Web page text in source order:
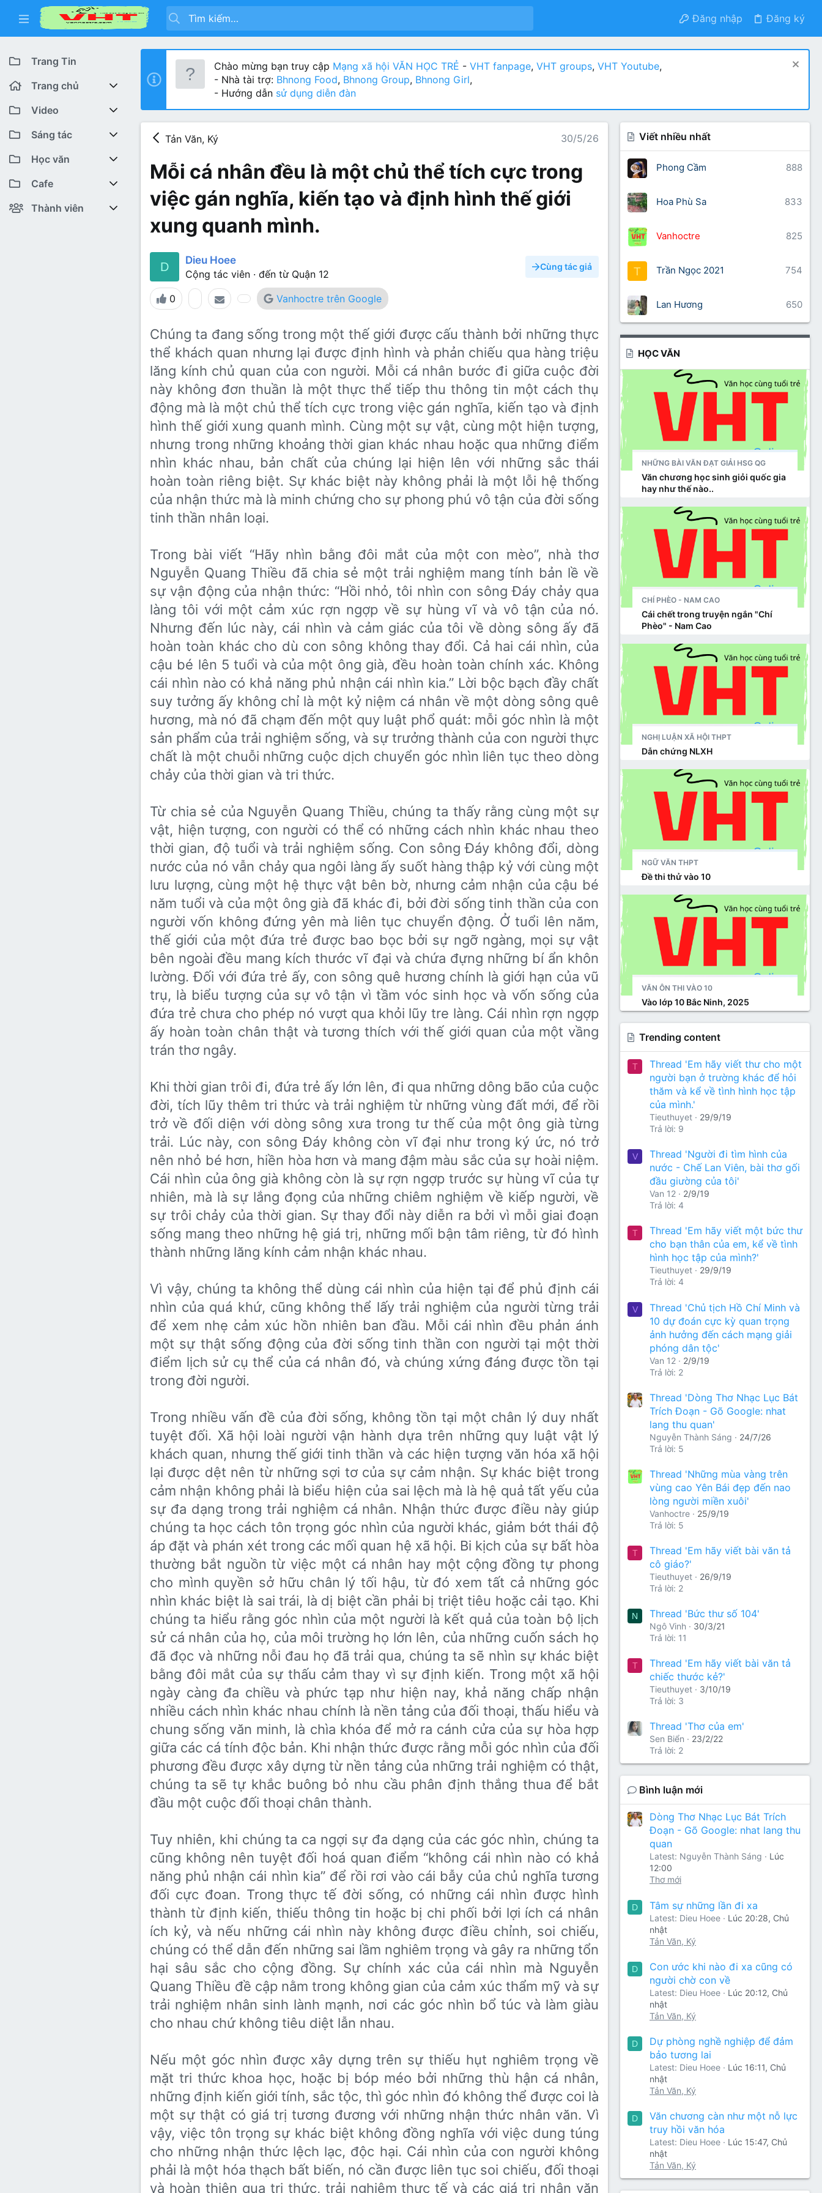
Đăng nhập Đăng ký
Trang Tin
Trang chủ
Diễn đàn
Bài viết mới
Có gì mới
Featured content
Bài viết mới
Video
Youtube VHT News
Youtube VHT
Tiktok
Sáng tác
Cuộc thi viết
Trại sáng tác
Liên hệ BTC
Học văn
Lớp 12
Lớp 11
Cafe
Cafe Văn chương
Thành viên
Chào mừng bạn truy cập Mạng xã hội VĂN HỌC TRẺ - VHT fanpage, VHT groups, VHT Youtube,
- Nhà tài trợ: Bhnong Food, Bhnong Group, Bhnong Girl,
- Hướng dẫn sử dụng diễn đàn
Tản Văn, Ký 30/5/26
Mỗi cá nhân đều là một chủ thể tích cực trong
việc gán nghĩa, kiến tạo và định hình thế giới
xung quanh mình.
D
Dieu Hoee
Cộng tác viên · đến từ Quận 12
Cùng tác giả
0 Vanhoctre trên Google
Chúng ta đang sống trong một thế giới được cấu thành bởi những thực
thể khách quan nhưng lại được định hình và phản chiếu qua hàng triệu
lăng kính chủ quan của con người. Mỗi cá nhân bước đi giữa cuộc đời
này không đơn thuần là một thực thể tiếp thu thông tin một cách thụ
động mà là một chủ thể tích cực trong việc gán nghĩa, kiến tạo và định
hình thế giới xung quanh mình. Cùng một sự vật, cùng một hiện tượng,
nhưng trong những khoảng thời gian khác nhau hoặc qua những điểm
nhìn khác nhau, bản chất của chúng lại hiện lên với những sắc thái
hoàn toàn riêng biệt. Sự khác biệt này không phải là một lỗi hệ thống
của nhận thức mà là minh chứng cho sự phong phú vô tận của đời sống
tinh thần nhân loại.
Trong bài viết “Hãy nhìn bằng đôi mắt của một con mèo”, nhà thơ
Nguyễn Quang Thiều đã chia sẻ một trải nghiệm mang tính bản lề về
sự vận động của nhận thức: “Hồi nhỏ, tôi nhìn con sông Đáy chảy qua
làng tôi với một cảm xúc rợn ngợp về sự hùng vĩ và vô tận của nó.
Nhưng đến lúc này, cái nhìn và cảm giác của tôi về dòng sông ấy đã
hoàn toàn khác cho dù con sông không thay đổi. Cả hai cái nhìn, của
cậu bé lên 5 tuổi và của một ông già, đều hoàn toàn chính xác. Không
cái nhìn nào có khả năng phủ nhận cái nhìn kia.” Lời bộc bạch đầy chất
suy tưởng ấy không chỉ là một kỷ niệm cá nhân về một dòng sông quê
hương, mà nó đã chạm đến một quy luật phổ quát: mỗi góc nhìn là một
sản phẩm của trải nghiệm sống, và sự trưởng thành của con người thực
chất là một chuỗi những cuộc dịch chuyển góc nhìn liên tục theo dòng
chảy của thời gian và tri thức.
Từ chia sẻ của Nguyễn Quang Thiều, chúng ta thấy rằng cùng một sự
vật, hiện tượng, con người có thể có những cách nhìn khác nhau theo
thời gian, độ tuổi và trải nghiệm sống. Con sông Đáy không đổi, dòng
nước của nó vẫn chảy qua ngôi làng ấy suốt hàng thập kỷ với cùng một
lưu lượng, cùng một hệ thực vật bên bờ, nhưng cảm nhận của cậu bé
năm tuổi và của một ông già đã khác đi, bởi đời sống tinh thần của con
người vốn không đứng yên mà liên tục chuyển động. Ở tuổi lên năm,
thế giới của một đứa trẻ được bao bọc bởi sự ngỡ ngàng, mọi sự vật
bên ngoài đều mang kích thước vĩ đại và chứa đựng những bí ẩn khôn
lường. Đối với đứa trẻ ấy, con sông quê hương chính là giới hạn của vũ
trụ, là biểu tượng của sự vô tận vì tầm vóc sinh học và vốn sống của
đứa trẻ chưa cho phép nó vượt qua khỏi lũy tre làng. Cái nhìn rợn ngợp
ấy hoàn toàn chân thật và tương thích với thế giới quan của một vầng
trán thơ ngây.
Khi thời gian trôi đi, đứa trẻ ấy lớn lên, đi qua những dông bão của cuộc
đời, tích lũy thêm tri thức và trải nghiệm từ những vùng đất mới, để rồi
trở về đối diện với dòng sông xưa trong tư thế của một ông già từng
trải. Lúc này, con sông Đáy không còn vĩ đại như trong ký ức, nó trở
nên nhỏ bé hơn, hiền hòa hơn và mang đậm màu sắc của sự hoài niệm.
Cái nhìn của ông già không còn là sự rợn ngợp trước sự hùng vĩ của tự
nhiên, mà là sự lắng đọng của những chiêm nghiệm về kiếp người, về
sự trôi chảy của thời gian. Sự thay đổi này diễn ra bởi vì mỗi giai đoạn
sống mang theo những hệ giá trị, những mối bận tâm riêng, từ đó hình
thành những lăng kính cảm nhận khác nhau.
Vì vậy, chúng ta không thể dùng cái nhìn của hiện tại để phủ định cái
nhìn của quá khứ, cũng không thể lấy trải nghiệm của người từng trải
để xem nhẹ cảm xúc hồn nhiên ban đầu. Mỗi cái nhìn đều phản ánh
một sự thật sống động của đời sống tinh thần con người tại một thời
điểm lịch sử cụ thể của cá nhân đó, và chúng xứng đáng được tồn tại
trong đời người.
Trong nhiều vấn đề của đời sống, không tồn tại một chân lý duy nhất
tuyệt đối. Xã hội loài người vận hành dựa trên những quy luật vật lý
khách quan, nhưng thế giới tinh thần và các hiện tượng văn hóa xã hội
lại được dệt nên từ những sợi tơ của sự cảm nhận. Sự khác biệt trong
cảm nhận không phải là biểu hiện của sai lệch mà là hệ quả tất yếu của
sự đa dạng trong trải nghiệm cá nhân. Nhận thức được điều này giúp
chúng ta học cách tôn trọng góc nhìn của người khác, giảm bớt thái độ
áp đặt và phán xét trong các mối quan hệ xã hội. Bi kịch của sự bất hòa
thường bắt nguồn từ việc một cá nhân hay một cộng đồng tự phong
cho mình quyền sở hữu chân lý tối hậu, từ đó xem tất cả những góc
nhìn khác biệt là sai trái, là dị biệt cần phải bị triệt tiêu hoặc cải tạo. Khi
chúng ta hiểu rằng góc nhìn của một người là kết quả của toàn bộ lịch
sử cá nhân của họ, của môi trường họ lớn lên, của những cuốn sách họ
đã đọc và những nỗi đau họ đã trải qua, chúng ta sẽ nhìn sự khác biệt
bằng đôi mắt của sự thấu cảm thay vì sự định kiến. Trong một xã hội
ngày càng đa chiều và phức tạp như hiện nay, khả năng chấp nhận
nhiều cách nhìn khác nhau chính là nền tảng của đối thoại, thấu hiểu và
chung sống văn minh, là chìa khóa để mở ra cánh cửa của sự hòa hợp
giữa các cá tính độc bản. Khi nhận thức được rằng mỗi góc nhìn của đối
phương đều được xây dựng từ nền tảng của những trải nghiệm có thật,
chúng ta sẽ tự khắc buông bỏ nhu cầu phân định thắng thua để bắt
đầu một cuộc đối thoại chân thành.
Tuy nhiên, khi chúng ta ca ngợi sự đa dạng của các góc nhìn, chúng ta
cũng không nên tuyệt đối hoá quan điểm “không cái nhìn nào có khả
năng phủ nhận cái nhìn kia” để rồi rơi vào cái bẫy của chủ nghĩa tương
đối cực đoan. Trong thực tế đời sống, có những cái nhìn được hình
thành từ định kiến, thiếu thông tin hoặc bị chi phối bởi lợi ích cá nhân
ích kỷ, và nếu những cái nhìn này không được điều chỉnh, soi chiếu,
chúng có thể dẫn đến những sai lầm nghiêm trọng và gây ra những tổn
hại sâu sắc cho cộng đồng. Sự chính xác của cái nhìn mà Nguyễn
Quang Thiều đề cập nằm trong không gian của cảm xúc thẩm mỹ và sự
trải nghiệm nhân sinh lành mạnh, nơi các góc nhìn bổ túc và làm giàu
cho nhau chứ không tiêu diệt lẫn nhau.
Nếu một góc nhìn được xây dựng trên sự thiếu hụt nghiêm trọng về
mặt tri thức khoa học, hoặc bị bóp méo bởi những thù hận cá nhân,
những định kiến giới tính, sắc tộc, thì góc nhìn đó không thể được coi là
một sự thật có giá trị tương đương với những nhận thức nhân văn. Vì
vậy, việc tôn trọng sự khác biệt không đồng nghĩa với việc dung túng
cho những nhận thức lệch lạc, độc hại. Cái nhìn của con người không
phải là một hóa thạch bất biến, nó cần được liên tục soi chiếu, đối thoại
và hoàn thiện qua tri thức, trải nghiệm thực tế và các giá trị nhân văn
Viết nhiều nhất
888
Phong Cầm
833
Hoa Phù Sa
825
Vanhoctre
T 754
Trần Ngọc 2021
650
Lan Hương
HỌC VĂN
NHỮNG BÀI VĂN ĐẠT GIẢI HSG QG
Văn chương học sinh giỏi quốc gia
hay như thế nào..
CHÍ PHÈO - NAM CAO
Cái chết trong truyện ngắn "Chí
Phèo" - Nam Cao
NGHỊ LUẬN XÃ HỘI THPT
Dẫn chứng NLXH
NGỮ VĂN THPT
Đề thi thử vào 10
VĂN ÔN THI VÀO 10
Vào lớp 10 Bắc Ninh, 2025
Trending content
T
Thread 'Em hãy viết thư cho một
người bạn ở trường khác để hỏi
thăm và kể về tình hình học tập
của mình.'
Tieuthuyet
29/9/19
Trả lời: 9
V
Thread 'Người đi tìm hình của
nước - Chế Lan Viên, bài thơ gối
đầu giường của tôi'
Van 12
2/9/19
Trả lời: 4
T
Thread 'Em hãy viết một bức thư
cho bạn thân của em, kể về tình
hình học tập của mình?'
Tieuthuyet
29/9/19
Trả lời: 4
V
Thread 'Chủ tịch Hồ Chí Minh và
10 dự đoán cực kỳ quan trọng
ảnh hưởng đến cách mạng giải
phóng dân tộc'
Van 12
2/9/19
Trả lời: 2
Thread 'Dòng Thơ Nhạc Lục Bát
Trích Đoạn - Gõ Google: nhat
lang thu quan'
Nguyễn Thành Sáng
24/7/26
Trả lời: 5
Thread 'Những mùa vàng trên
vùng cao Yên Bái đẹp đến nao
lòng người miền xuôi'
Vanhoctre
25/9/19
Trả lời: 5
T
Thread 'Em hãy viết bài văn tả
cô giáo?'
Tieuthuyet
26/9/19
Trả lời: 2
N Thread 'Bức thư số 104'
Ngô Vinh
30/3/21
Trả lời: 11
T
Thread 'Em hãy viết bài văn tả
chiếc thước kẻ?'
Tieuthuyet
3/10/19
Trả lời: 3
Thread 'Thơ của em'
Sen Biển
23/2/22
Trả lời: 2
Bình luận mới
Dòng Thơ Nhạc Lục Bát Trích
Đoạn - Gõ Google: nhat lang thu
quan
Latest: Nguyễn Thành Sáng
Lúc
12:00
Thơ mới
D Tâm sự những lần đi xa
Latest: Dieu Hoee
Lúc 20:28, Chủ
nhật
Tản Văn, Ký
D
Con ước khi nào đi xa cũng có
người chờ con về
Latest: Dieu Hoee
Lúc 20:12, Chủ
nhật
Tản Văn, Ký
D
Dự phòng nghề nghiệp để đảm
bảo tương lai
Latest: Dieu Hoee
Lúc 16:11, Chủ
nhật
Tản Văn, Ký
D
Văn chương càn như một nỗ lực
truy hồi văn hóa
Latest: Dieu Hoee
Lúc 15:47, Chủ
nhật
Tản Văn, Ký